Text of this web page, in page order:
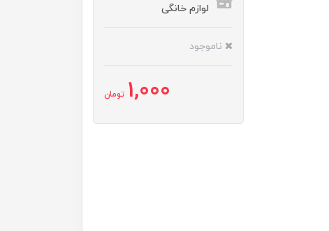
لوازم خانگی
ناموجود
1,000 تومان